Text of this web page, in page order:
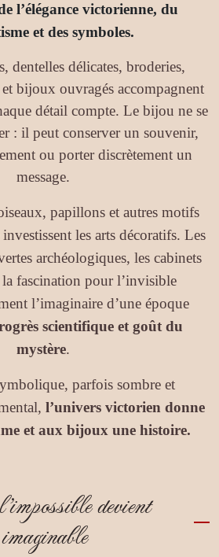
l’élégance victorienne, du
et des symboles.
dentelles délicates, broderies,
bijoux ouvragés accompagnent
détail compte. Le bijou ne se
: il peut conserver un souvenir,
ou porter discrètement un
message.
papillons et autres motifs
les arts décoratifs. Les
archéologiques, les cabinets
fascination pour l’invisible
l’imaginaire d’une époque
scientifique et goût du
mystère.
parfois sombre et
l’univers victorien donne
et aux bijoux une histoire.
devient
imaginable